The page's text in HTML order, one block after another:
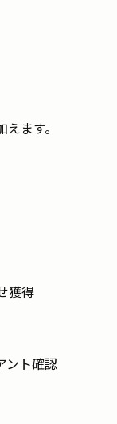
ます。
獲得
ント確認